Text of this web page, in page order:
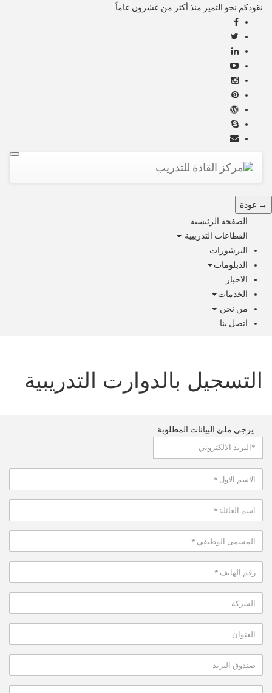
نقودكم نحو التميز منذ أكثر من عشرون عاماً
Toggle
navigation
→ عودة
الصفحة الرئيسية
القطاعات التدريبية
البرشورات
الدبلومات
الاخبار
الخدمات
من نحن
اتصل بنا
التسجيل بالدوارت التدريبية
يرجى ملئ البيانات المطلوبة